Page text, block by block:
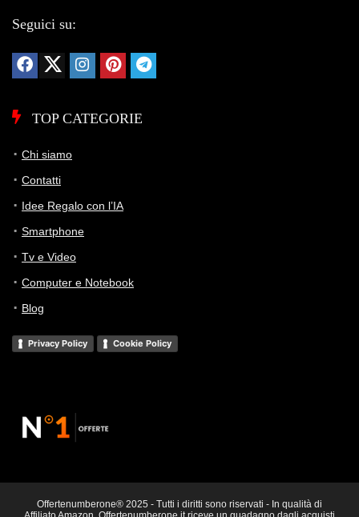
Seguici su:
TOP CATEGORIE
Chi siamo
Contatti
Idee Regalo con l’IA
Smartphone
Tv e Video
Computer e Notebook
Blog
Privacy Policy Cookie Policy
Offertenumberone® 2025 - Tutti i diritti sono riservati - In qualità di